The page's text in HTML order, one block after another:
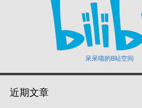
呆呆喵的B站空间
近期文章